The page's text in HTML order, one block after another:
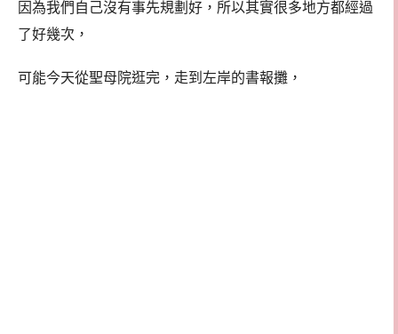
因為我們自己沒有事先規劃好，所以其實很多地方都經過
了好幾次，
可能今天從聖母院逛完，走到左岸的書報攤，